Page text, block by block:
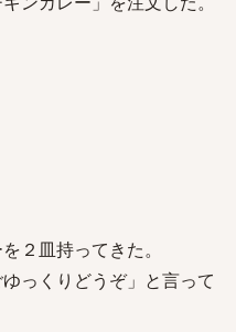
２皿持ってきた。
っくりどうぞ」と言って